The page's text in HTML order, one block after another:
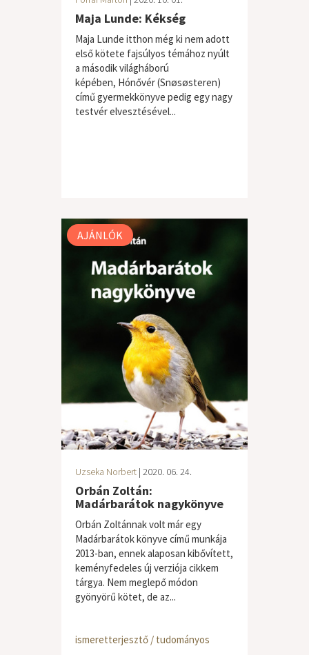
Maja Lunde: Kékség
Maja Lunde itthon még ki nem adott
első kötete fajsúlyos témához nyúlt
a második világháború
képében, Hónővér (Snøsøsteren)
című gyermekkönyve pedig egy nagy
testvér elvesztésével...
AJÁNLÓK
Uzseka Norbert | 2020. 06. 24.
Orbán Zoltán:
Madárbarátok nagykönyve
Orbán Zoltánnak volt már egy
Madárbarátok könyve című munkája
2013-ban, ennek alaposan kibővített,
keményfedeles új verziója cikkem
tárgya. Nem meglepő módon
gyönyörű kötet, de az...
ismeretterjesztő / tudományos